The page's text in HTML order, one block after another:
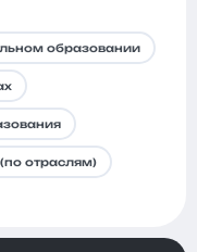
образовании
отраслям)